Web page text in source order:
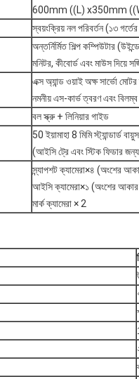
600mm ((L) x350mm
স্বয়ংক্রিয় নল পরিবর্তন (১৩
অন্তর্নির্মিত শিল্প কম্পিউটার
মনিটর, কীবোর্ড এবং মাউস দিয়ে
এক্স অ্যান্ড ওয়াই অক্ষ সার্ভো মোটর
নমনীয় এস-কার্ভ ত্বরণ এবং
বল স্ক্রু + লিনিয়ার গাইড
50 ইয়ামাহা 8 মিমি স্ট্যান্ডার্ড
(আইসি ট্রে এবং স্টিক ফিডার
স্ন্যাপশট ক্যামেরা×৪ (অংশের
আইসি ক্যামেরা×১ (অংশের আকার
মার্ক ক্যামেরা × 2